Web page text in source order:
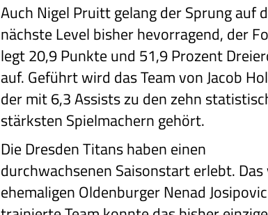
Auch Nigel Pruitt gelang der Sprung auf
nächste Level bisher hevorragend, der
legt 20,9 Punkte und 51,9 Prozent
auf. Geführt wird das Team von Jacob
der mit 6,3 Assists zu den zehn
stärksten Spielmachern gehört.
Die Dresden Titans haben einen
durchwachsenen Saisonstart erlebt. Das
ehemaligen Oldenburger Nenad Josipovic